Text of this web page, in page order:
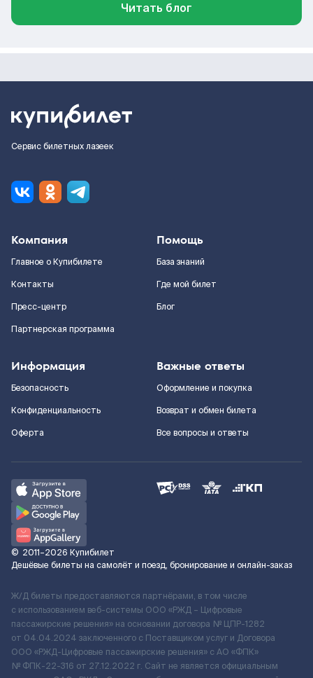
Читать блог
Сервис билетных лазеек
Компания
Главное о Купибилете
Контакты
Пресс-центр
Партнерская программа
Помощь
База знаний
Где мой билет
Блог
Информация
Безопасность
Конфиденциальность
Оферта
Важные ответы
Оформление и покупка
Возврат и обмен билета
Все вопросы и ответы
© 2011–2026 Купибилет
Дешёвые билеты на самолёт и поезд, бронирование и онлайн-заказ
Ж/Д билеты предоставляются партнёрами, в том числе
с использованием веб-системы ООО «РЖД – Цифровые
пассажирские решения» на основании договора № ЦПР-1282
от 04.04.2024 заключенного с Поставщиком услуг и Договора
ООО «РЖД-Цифровые пассажирские решения» c АО «ФПК»
№ ФПК-22-316 от 27.12.2022 г. Сайт не является официальным